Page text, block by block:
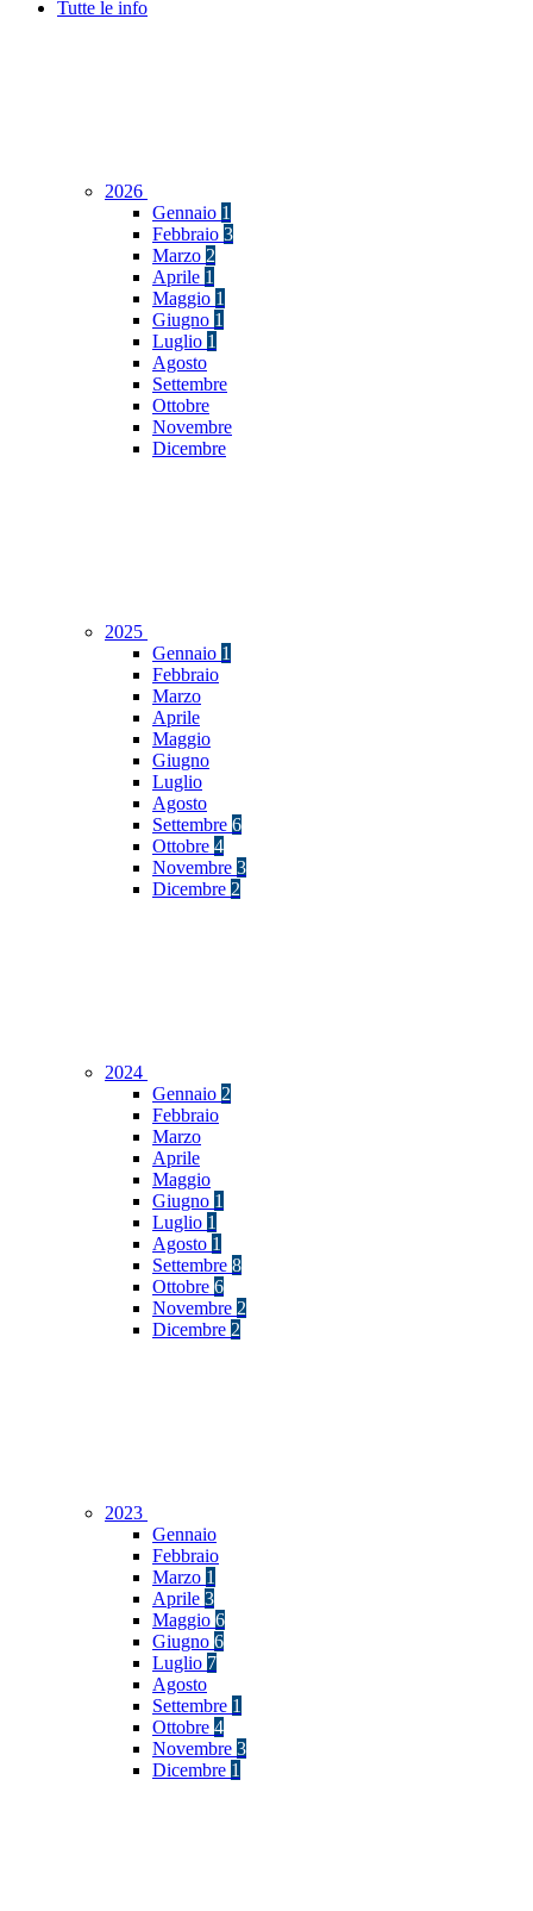
Tutte le info
2026
Gennaio 1
Febbraio 3
Marzo 2
Aprile 1
Maggio 1
Giugno 1
Luglio 1
Agosto
Settembre
Ottobre
Novembre
Dicembre
2025
Gennaio 1
Febbraio
Marzo
Aprile
Maggio
Giugno
Luglio
Agosto
Settembre 6
Ottobre 4
Novembre 3
Dicembre 2
2024
Gennaio 2
Febbraio
Marzo
Aprile
Maggio
Giugno 1
Luglio 1
Agosto 1
Settembre 8
Ottobre 6
Novembre 2
Dicembre 2
2023
Gennaio
Febbraio
Marzo 1
Aprile 3
Maggio 6
Giugno 6
Luglio 7
Agosto
Settembre 1
Ottobre 4
Novembre 3
Dicembre 1